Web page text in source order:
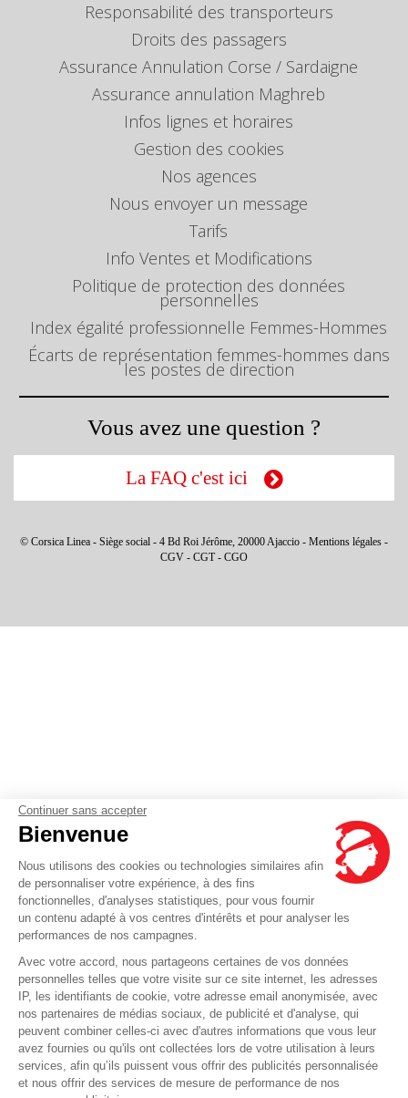
Continuer sans accepter
Bienvenue
Nous utilisons des cookies ou technologies similaires afin
de personnaliser votre expérience, à des fins
fonctionnelles, d'analyses statistiques, pour vous fournir
un contenu adapté à vos centres d'intérêts et pour analyser les
performances de nos campagnes.
Avec votre accord, nous partageons certaines de vos données
personnelles telles que votre visite sur ce site internet, les adresses
IP, les identifiants de cookie, votre adresse email anonymisée, avec
nos partenaires de médias sociaux, de publicité et d'analyse, qui
peuvent combiner celles-ci avec d'autres informations que vous leur
avez fournies ou qu'ils ont collectées lors de votre utilisation à leurs
services, afin qu’ils puissent vous offrir des publicités personnalisée
et nous offrir des services de mesure de performance de nos
Responsabilité des transporteurs
Droits des passagers
Assurance Annulation Corse / Sardaigne
Assurance annulation Maghreb
Infos lignes et horaires
Gestion des cookies
Nos agences
Nous envoyer un message
Tarifs
Info Ventes et Modifications
Politique de protection des données
personnelles
Index égalité professionnelle Femmes-Hommes
Écarts de représentation femmes-hommes dans
les postes de direction
Vous avez une question ?
La FAQ c'est ici
© Corsica Linea - Siège social - 4 Bd Roi Jérôme, 20000 Ajaccio - Mentions légales -
CGV - CGT- CGO